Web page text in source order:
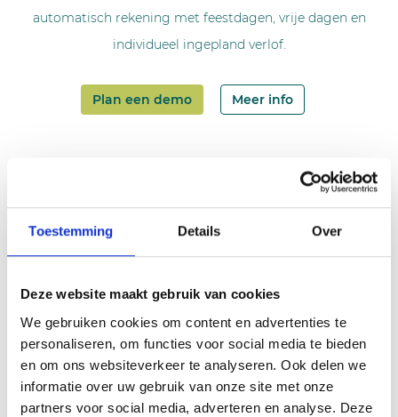
Toestemming Details Over
Deze website maakt gebruik van cookies
We gebruiken cookies om content en advertenties te
personaliseren, om functies voor social media te bieden
en om ons websiteverkeer te analyseren. Ook delen we
informatie over uw gebruik van onze site met onze
partners voor social media, adverteren en analyse. Deze
automatisch rekening met feestdagen, vrije dagen en
individueel ingepland verlof.
Plan een demo Meer info